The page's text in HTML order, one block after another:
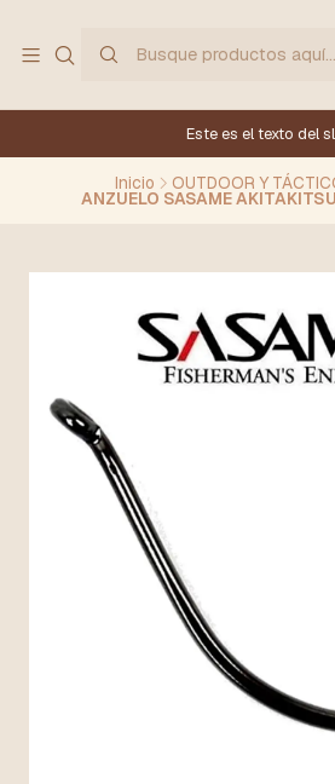
Este es el texto del
Inicio OUTDOOR Y
ANZUELO SASAME